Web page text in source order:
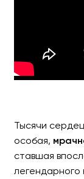
Все
Тысячи
особая,
ставшая
легендарного